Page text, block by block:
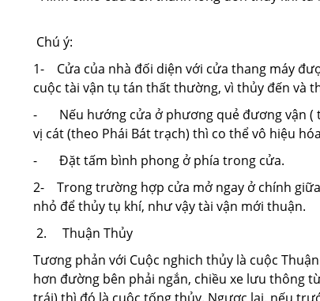
Chú ý:
1- Cửa của nhà đối diện với cửa thang máy
cuộc tài vận tụ tán thất thường, vì thủy đến và
- Nếu hướng cửa ở phương quẻ đương vận (
vị cát (theo Phái Bát trạch) thì co thể vô hiệu
- Đặt tấm bình phong ở phía trong cửa.
2- Trong trường hợp cửa mở ngay ở chính
nhỏ để thủy tụ khí, như vậy tài vận mới thuận.
2. Thuận Thủy
Tương phản với Cuộc nghich thủy là cuộc
hơn đường bên phải ngắn, chiều xe lưu thông